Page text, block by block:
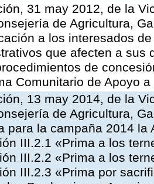
31 may 2012, de la
de Agricultura,
a los interesados
que afecten a sus
de
Comunitario de Apoyo
13 may 2014, de la
de Agricultura,
para la campaña 2014
III.2.1 «Prima a los
III.2.2 «Prima a los
III.2.3 «Prima por